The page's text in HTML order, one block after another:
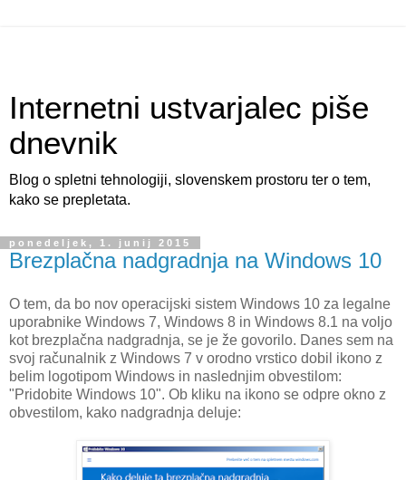
Internetni ustvarjalec piše
dnevnik
Blog o spletni tehnologiji, slovenskem prostoru ter o tem,
kako se prepletata.
ponedeljek, 1. junij 2015
Brezplačna nadgradnja na Windows 10
O tem, da bo nov operacijski sistem Windows 10 za legalne
uporabnike Windows 7, Windows 8 in Windows 8.1 na voljo
kot brezplačna nadgradnja, se je že govorilo. Danes sem na
svoj računalnik z Windows 7 v orodno vrstico dobil ikono z
belim logotipom Windows in naslednjim obvestilom:
"Pridobite Windows 10". Ob kliku na ikono se odpre okno z
obvestilom, kako nadgradnja deluje: